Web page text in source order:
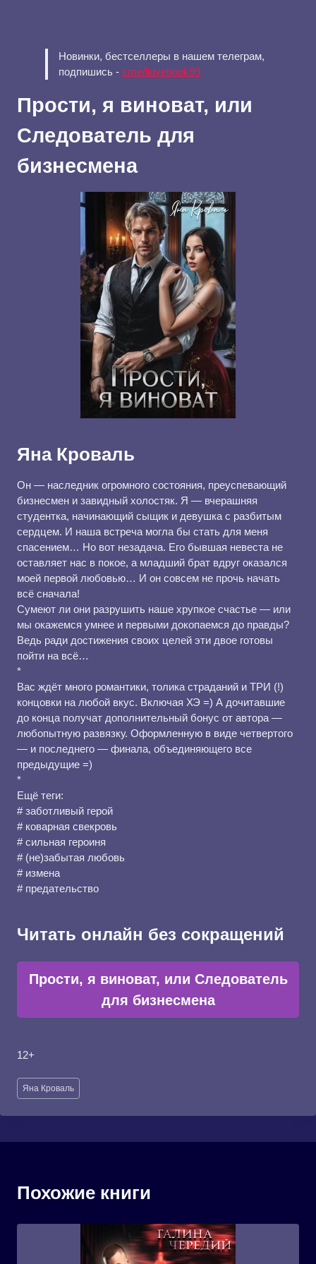
Новинки, бестселлеры в нашем телеграм,
подпишись - t.me/ilovebook99
Прости, я виноват, или
Следователь для
бизнесмена
Яна Кроваль
Он — наследник огромного состояния, преуспевающий
бизнесмен и завидный холостяк. Я — вчерашняя
студентка, начинающий сыщик и девушка с разбитым
сердцем. И наша встреча могла бы стать для меня
спасением… Но вот незадача. Его бывшая невеста не
оставляет нас в покое, а младший брат вдруг оказался
моей первой любовью… И он совсем не прочь начать
всё сначала!
Сумеют ли они разрушить наше хрупкое счастье — или
мы окажемся умнее и первыми докопаемся до правды?
Ведь ради достижения своих целей эти двое готовы
пойти на всё…
*
Вас ждёт много романтики, толика страданий и ТРИ (!)
концовки на любой вкус. Включая ХЭ =) А дочитавшие
до конца получат дополнительный бонус от автора —
любопытную развязку. Оформленную в виде четвертого
— и последнего — финала, объединяющего все
предыдущие =)
*
Ещё теги:
# заботливый герой
# коварная свекровь
# сильная героиня
# (не)забытая любовь
# измена
# предательство
Читать онлайн без сокращений
Прости, я виноват, или Следователь
для бизнесмена
12+
Метки
записи:
Яна Кроваль
Похожие книги